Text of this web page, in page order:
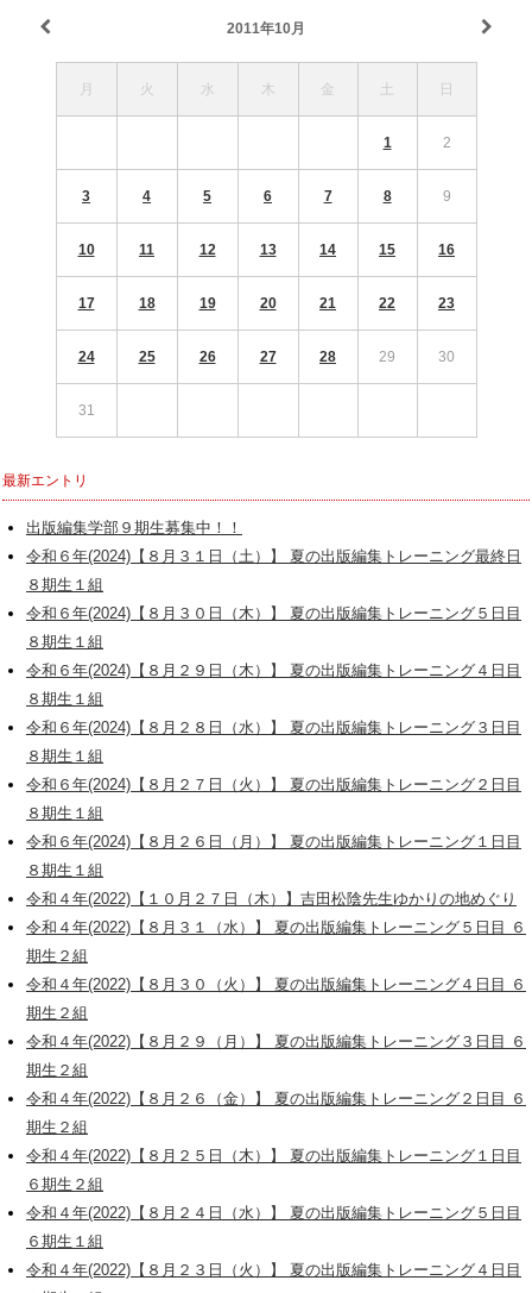
2011年10月
月 火 水 木 金 土 日
1 2
3 4 5 6 7 8 9
10 11 12 13 14 15 16
17 18 19 20 21 22 23
24 25 26 27 28 29 30
31
最新エントリ
出版編集学部９期生募集中！！
令和６年(2024)【８月３１日（土）】 夏の出版編集トレーニング最終日
８期生１組
令和６年(2024)【８月３０日（木）】 夏の出版編集トレーニング５日目
８期生１組
令和６年(2024)【８月２９日（木）】 夏の出版編集トレーニング４日目
８期生１組
令和６年(2024)【８月２８日（水）】 夏の出版編集トレーニング３日目
８期生１組
令和６年(2024)【８月２７日（火）】 夏の出版編集トレーニング２日目
８期生１組
令和６年(2024)【８月２６日（月）】 夏の出版編集トレーニング１日目
８期生１組
令和４年(2022)【１０月２７日（木）】吉田松陰先生ゆかりの地めぐり
令和４年(2022)【８月３１（水）】 夏の出版編集トレーニング５日目 ６
期生２組
令和４年(2022)【８月３０（火）】 夏の出版編集トレーニング４日目 ６
期生２組
令和４年(2022)【８月２９（月）】 夏の出版編集トレーニング３日目 ６
期生２組
令和４年(2022)【８月２６（金）】 夏の出版編集トレーニング２日目 ６
期生２組
令和４年(2022)【８月２５日（木）】 夏の出版編集トレーニング１日目
６期生２組
令和４年(2022)【８月２４日（水）】 夏の出版編集トレーニング５日目
６期生１組
令和４年(2022)【８月２３日（火）】 夏の出版編集トレーニング４日目